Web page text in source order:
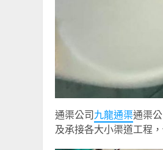
通渠公司九龍通渠通渠
及承接各大小渠道工程